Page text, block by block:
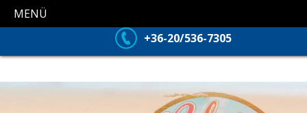
MENÜ
+36-20/536-7305